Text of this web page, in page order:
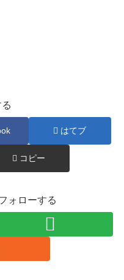
はてブ
コピー
ォローする